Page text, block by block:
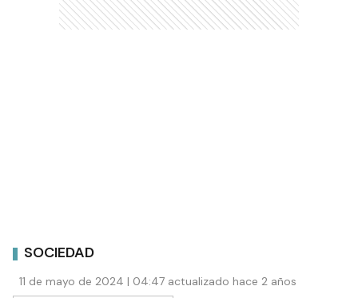
SOCIEDAD
11 de mayo de 2024 | 04:47 actualizado hace 2 años